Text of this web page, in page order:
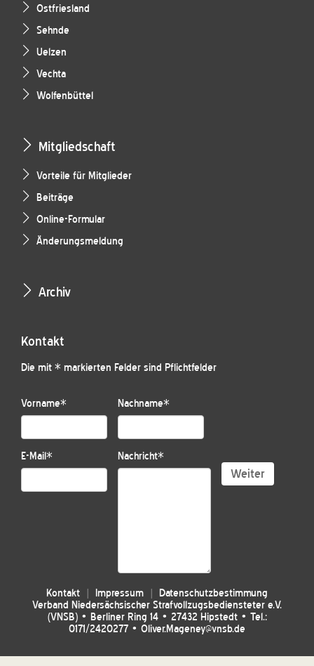
Ostfriesland
Sehnde
Uelzen
Vechta
Wolfenbüttel
Mitgliedschaft
Vorteile für Mitglieder
Beiträge
Online-Formular
Änderungsmeldung
Archiv
Kontakt
Die mit * markierten Felder sind Pflichtfelder
Vorname* Nachname*
E-Mail* Nachricht*
Weiter
Kontakt Impressum
Datenschutzbestimmung
Verband Niedersächsischer Strafvollzugsbediensteter e.V.
(VNSB) • Berliner Ring 14 • 27432 Hipstedt • Tel.:
0171/2420277 • Oliver.Mageney@vnsb.de